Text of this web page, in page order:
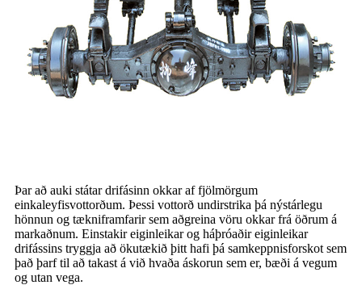
Þar að auki státar drifásinn okkar af fjölmörgum
einkaleyfisvottorðum. Þessi vottorð undirstrika þá nýstárlegu
hönnun og tækniframfarir sem aðgreina vöru okkar frá öðrum á
markaðnum. Einstakir eiginleikar og háþróaðir eiginleikar
drifássins tryggja að ökutækið þitt hafi þá samkeppnisforskot sem
það þarf til að takast á við hvaða áskorun sem er, bæði á vegum
og utan vega.